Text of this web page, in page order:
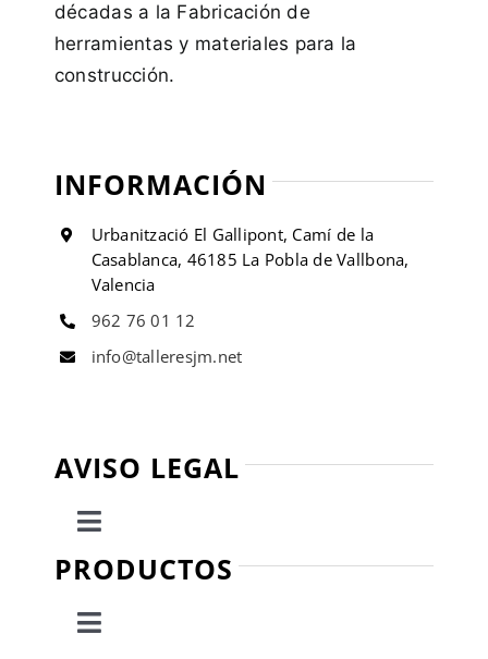
décadas a la Fabricación de
herramientas y materiales para la
construcción.
INFORMACIÓN
Urbanització El Gallipont, Camí de la
Casablanca, 46185 La Pobla de Vallbona,
Valencia
962 76 01 12
info@talleresjm.net
AVISO LEGAL
Toggle
Política de privacidad
PRODUCTOS
Toggle